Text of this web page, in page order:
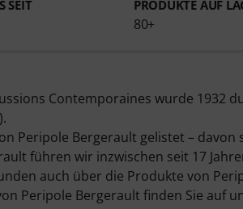
SEIT PRODUKTE AUF
80+
Contemporaines wurde 1932
Peripole Bergerault gelistet – davon
führen wir inzwischen seit 17
auch über die Produkte von
Peripole Bergerault finden Sie auf